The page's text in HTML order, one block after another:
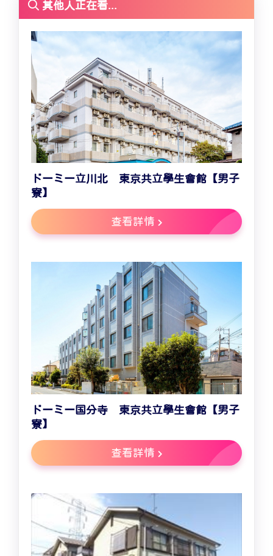
其他人正在看...
ドーミー立川北 東京共立學生會館【男子
寮】
查看詳情
ドーミー国分寺 東京共立學生會館【男子
寮】
查看詳情